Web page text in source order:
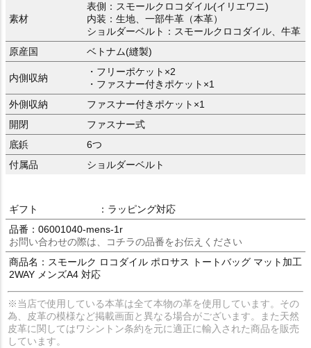
素材
表側：スモールクロコダイル(イリエワニ)
内装：生地、一部牛革（本革）
ショルダーベルト：スモールクロコダイル、牛革
原産国
ベトナム(縫製)
内側収納
・フリーポケット×2
・ファスナー付きポケット×1
外側収納
ファスナー付きポケット×1
開閉
ファスナー式
底鋲
6つ
付属品
ショルダーベルト
ギフト
：ラッピング対応
品番：06001040-mens-1r
お問い合わせの際は、コチラの品番をお伝えください
商品名：スモールク ロコダイル ポロサス トートバッグ マット加工
2WAY メンズA4 対応
※当店で使用している本革は全て本物の革を使用しています。その
為、皮革の模様など掲載画面と異なる場合がございます。また天然
皮革に関してはワシントン条約を元に適正に輸入された商品を販売
しています。